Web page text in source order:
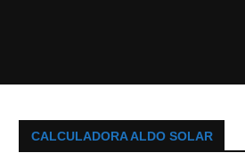
CALCULADORA ALDO SOLAR